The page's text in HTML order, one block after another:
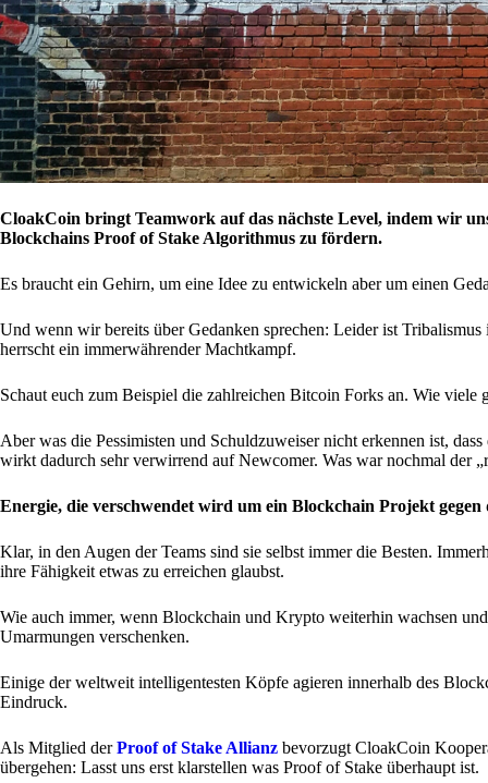
CloakCoin bringt Teamwork auf das nächste Level, indem wir
Blockchains Proof of Stake Algorithmus zu fördern.
Es braucht ein Gehirn, um eine Idee zu entwickeln aber um einen
Und wenn wir bereits über Gedanken sprechen: Leider ist
herrscht ein immerwährender Machtkampf.
Schaut euch zum Beispiel die zahlreichen Bitcoin Forks an. Wie
Aber was die Pessimisten und Schuldzuweiser nicht erkennen ist,
wirkt dadurch sehr verwirrend auf Newcomer. Was war nochmal der
Energie, die verschwendet wird um ein Blockchain Projekt
Klar, in den Augen der Teams sind sie selbst immer die Besten.
ihre Fähigkeit etwas zu erreichen glaubst.
Wie auch immer, wenn Blockchain und Krypto weiterhin wachsen
Umarmungen verschenken.
Einige der weltweit intelligentesten Köpfe agieren innerhalb des
Eindruck.
Als Mitglied derProof of Stake Allianz bevorzugt CloakCoin
übergehen: Lasst uns erst klarstellen was Proof of Stake überhaupt ist.